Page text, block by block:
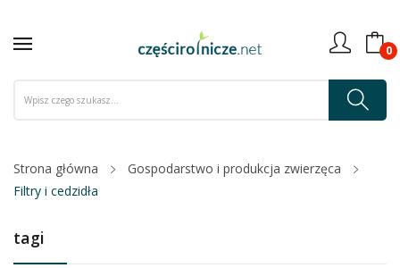
0
Strona główna
Gospodarstwo i produkcja zwierzęca
Filtry i cedzidła
tagi